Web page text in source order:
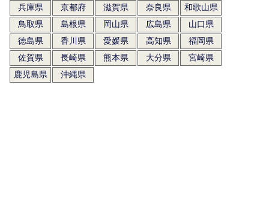
兵庫県
京都府 滋賀県 奈良県
和歌山県
鳥取県
島根県 岡山県 広島県
山口県
徳島県
香川県 愛媛県 高知県
福岡県
佐賀県
長崎県 熊本県 大分県
宮崎県
鹿児島県
沖縄県